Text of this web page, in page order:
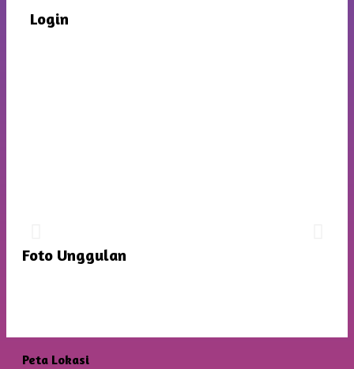
Login
Dengan Mentari Yang Cerah Memberikan Semangat
Baru Untuk Persiapan Yang Lebih Matang
Foto Unggulan
Peta Lokasi